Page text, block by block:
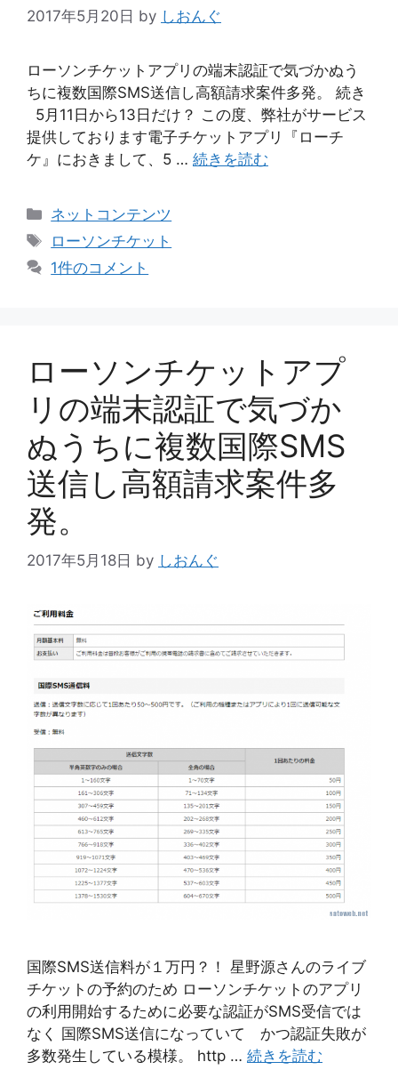
2017年5月20日 by しおんぐ
ローソンチケットアプリの端末認証で気づかぬう
ちに複数国際SMS送信し高額請求案件多発。 続き
5月11日から13日だけ？ この度、弊社がサービス
提供しております電子チケットアプリ『ローチ
ケ』におきまして、5 … 続きを読む
カ
テ
リ
ネットコンテンツ
タ
グ
ローソンチケット
1件のコメント
ローソンチケットアプ
リの端末認証で気づか
ぬうちに複数国際SMS
送信し高額請求案件多
発。
2017年5月18日 by しおんぐ
国際SMS送信料が１万円？！ 星野源さんのライブ
チケットの予約のため ローソンチケットのアプリ
の利用開始するために必要な認証がSMS受信では
なく 国際SMS送信になっていて かつ認証失敗が
多数発生している模様。 http … 続きを読む